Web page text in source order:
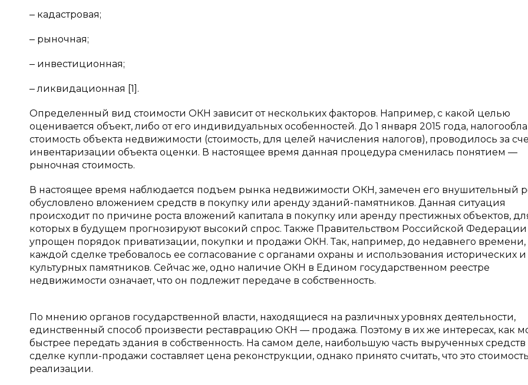
‒ кадастровая;
‒ рыночная;
‒ инвестиционная;
‒ ликвидационная [1].
Определенный вид стоимости ОКН зависит от нескольких факторов. Например, с какой целью
оценивается объект, либо от его индивидуальных особенностей. До 1 января 2015 года,
стоимость объекта недвижимости (стоимость, для целей начисления налогов), проводилось за
инвентаризации объекта оценки. В настоящее время данная процедура сменилась понятием —
рыночная стоимость.
В настоящее время наблюдается подъем рынка недвижимости ОКН, замечен его внушительный
обусловлено вложением средств в покупку или аренду зданий-памятников. Данная ситуация
происходит по причине роста вложений капитала в покупку или аренду престижных объектов,
которых в будущем прогнозируют высокий спрос. Также Правительством Российской Федерации
упрощен порядок приватизации, покупки и продажи ОКН. Так, например, до недавнего времени,
каждой сделке требовалось ее согласование с органами охраны и использования исторических и
культурных памятников. Сейчас же, одно наличие ОКН в Едином государственном реестре
недвижимости означает, что он подлежит передаче в собственность.
По мнению органов государственной власти, находящиеся на различных уровнях деятельности,
единственный способ произвести реставрацию ОКН — продажа. Поэтому в их же интересах, как
быстрее передать здания в собственность. На самом деле, наибольшую часть вырученных
сделке купли-продажи составляет цена реконструкции, однако принято считать, что это стоимость
реализации.